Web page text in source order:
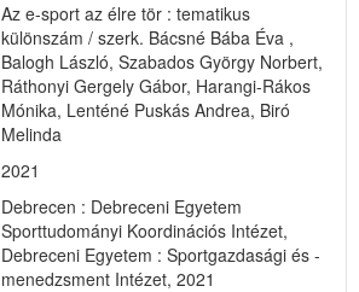
Az e-sport az élre tör : tematikus
különszám / szerk. Bácsné Bába Éva ,
Balogh László, Szabados György Norbert,
Ráthonyi Gergely Gábor, Harangi-Rákos
Mónika, Lenténé Puskás Andrea, Biró
Melinda
2021
Debrecen : Debreceni Egyetem
Sporttudományi Koordinációs Intézet,
Debreceni Egyetem : Sportgazdasági és -
menedzsment Intézet, 2021